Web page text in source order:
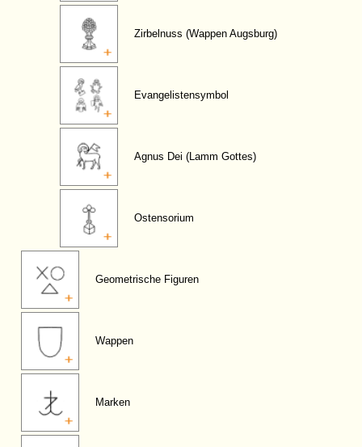
Zirbelnuss (Wappen Augsburg)
Evangelistensymbol
Agnus Dei (Lamm Gottes)
Ostensorium
Geometrische Figuren
Wappen
Marken